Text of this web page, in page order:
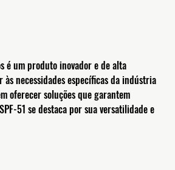
é um produto inovador e de alta
necessidades específicas da indústria
oferecer soluções que garantem
51 se destaca por sua versatilidade e